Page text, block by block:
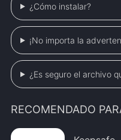
¿Cómo instalar?
¡No importa la
¿Es seguro el archivo
RECOMENDADO